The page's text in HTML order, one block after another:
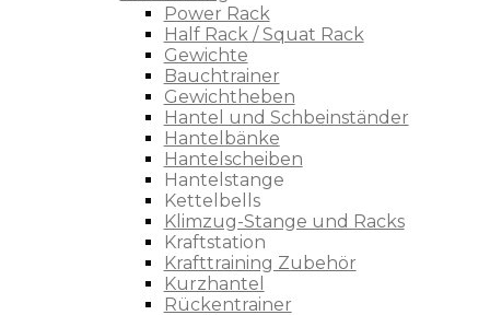
Power Rack
Half Rack / Squat Rack
Gewichte
Bauchtrainer
Gewichtheben
Hantel und Schbeinständer
Hantelbänke
Hantelscheiben
Hantelstange
Kettelbells
Klimzug-Stange und Racks
Kraftstation
Krafttraining Zubehör
Kurzhantel
Rückentrainer